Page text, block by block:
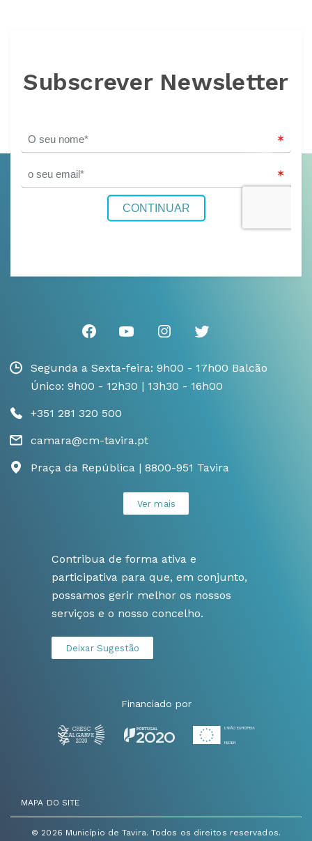
Subscrever Newsletter
Segunda a Sexta-feira: 9h00 - 17h00 Balcão
Único: 9h00 - 12h30 | 13h30 - 16h00
+351 281 320 500
camara@cm-tavira.pt
Praça da República | 8800-951 Tavira
Ver mais
Contribua de forma ativa e
participativa para que, em conjunto,
possamos gerir melhor os nossos
serviços e o nosso concelho.
Deixar Sugestão
Financiado por
© 2026 Município de Tavira. Todos os direitos reservados.
MAPA DO SITE